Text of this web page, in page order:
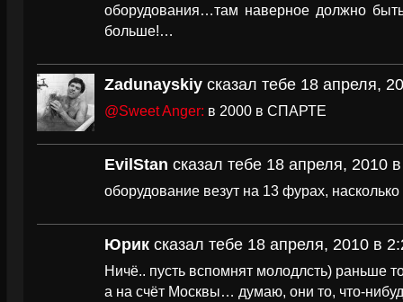
оборудования…там наверное должно
больше!…
Zadunayskiy сказал тебе 18 апреля,
@Sweet Anger: в 2000 в СПАРТЕ
EvilStan сказал тебе 18 апреля, 2010
оборудование везут на 13 фурах,
Юрик сказал тебе 18 апреля, 2010 в
Ничё.. пусть вспомнят молодлсть) раньше
а на счёт Москвы… думаю, они то, что-